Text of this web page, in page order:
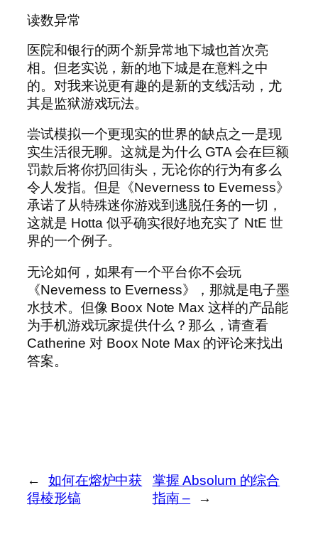
读数异常
医院和银行的两个新异常地下城也首次亮
相。但老实说，新的地下城是在意料之中
的。对我来说更有趣的是新的支线活动，尤
其是监狱游戏玩法。
尝试模拟一个更现实的世界的缺点之一是现
实生活很无聊。这就是为什么 GTA 会在巨额
罚款后将你扔回街头，无论你的行为有多么
令人发指。但是《Neverness to Everness》
承诺了从特殊迷你游戏到逃脱任务的一切，
这就是 Hotta 似乎确实很好地充实了 NtE 世
界的一个例子。
无论如何，如果有一个平台你不会玩
《Neverness to Everness》，那就是电子墨
水技术。但像 Boox Note Max 这样的产品能
为手机游戏玩家提供什么？那么，请查看
Catherine 对 Boox Note Max 的评论来找出
答案。
←
如何在熔炉中获
得棱形镐
掌握 Absolum 的综合
指南 –
→